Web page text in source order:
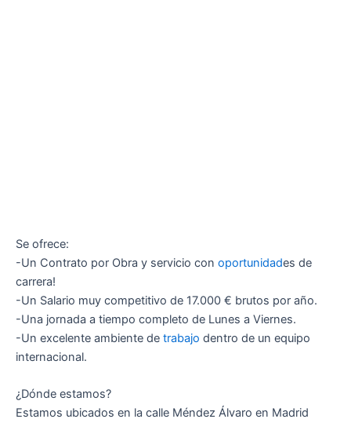
Se ofrece:
-Un Contrato por Obra y servicio con oportunidades de
carrera!
-Un Salario muy competitivo de 17.000 € brutos por año.
-Una jornada a tiempo completo de Lunes a Viernes.
-Un excelente ambiente de trabajo dentro de un equipo
internacional.
¿Dónde estamos?
Estamos ubicados en la calle Méndez Álvaro en Madrid